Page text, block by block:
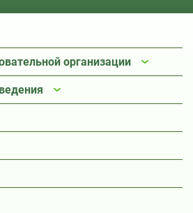
организации